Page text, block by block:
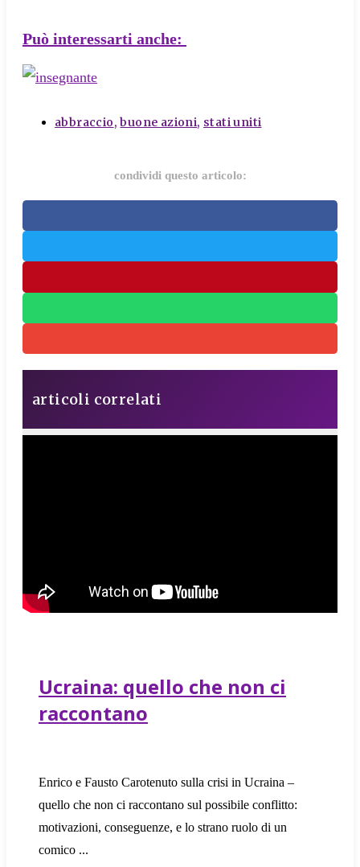
Può interessarti anche:
tags
abbraccio,buone azioni, stati uniti
condividi questo articolo:
articoli correlati
Ucraina: quello che non ci
raccontano
Enrico e Fausto Carotenuto sulla crisi in Ucraina –
quello che non ci raccontano sul possibile conflitto:
motivazioni, conseguenze, e lo strano ruolo di un
comico